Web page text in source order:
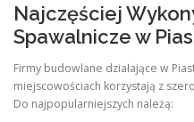
Najczęściej
Spawalnicze w
Firmy budowlane działające w
miejscowościach korzystają z
Do najpopularniejszych należą: